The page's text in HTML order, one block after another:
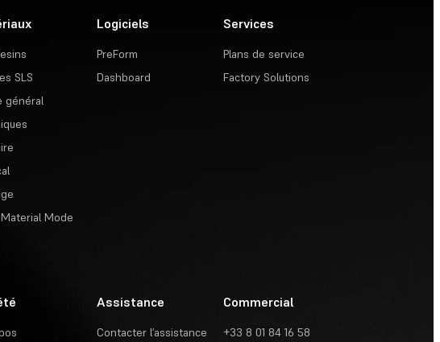
SLS
général
Mode
Logiciels
PreForm
Dashboard
Services
Plans de service
Factory Solutions
Assistance
Contacter l’assistance
Commercial
+33 8 01 84 16 58